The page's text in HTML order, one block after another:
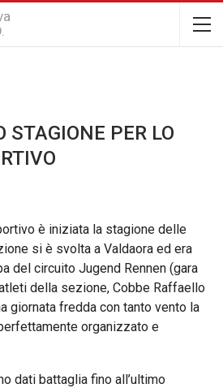
STAGIONE PER LO
è iniziata la stagione delle
si è svolta a Valdaora ed era
del circuito Jugend Rennen (gara
della sezione, Cobbe Raffaello
giornata fredda con tanto vento la
organizzato e
dati battaglia fino all’ultimo